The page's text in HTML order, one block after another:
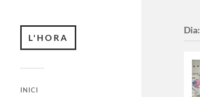
L'HORA
INICI
Dia: